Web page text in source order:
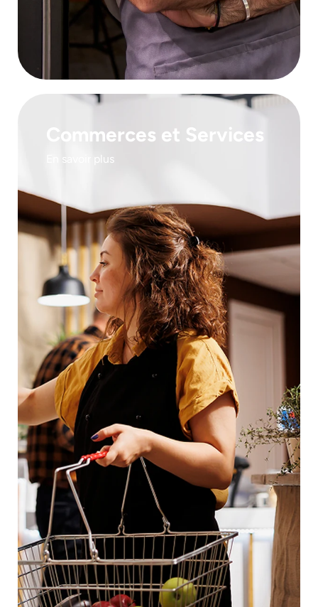
Commerces et Services
En savoir plus